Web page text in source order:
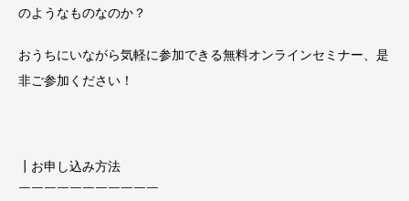
のようなものなのか？
おうちにいながら気軽に参加できる無料オンラインセミナー、是
非ご参加ください！
┃お申し込み方法
￣￣￣￣￣￣￣￣￣￣￣